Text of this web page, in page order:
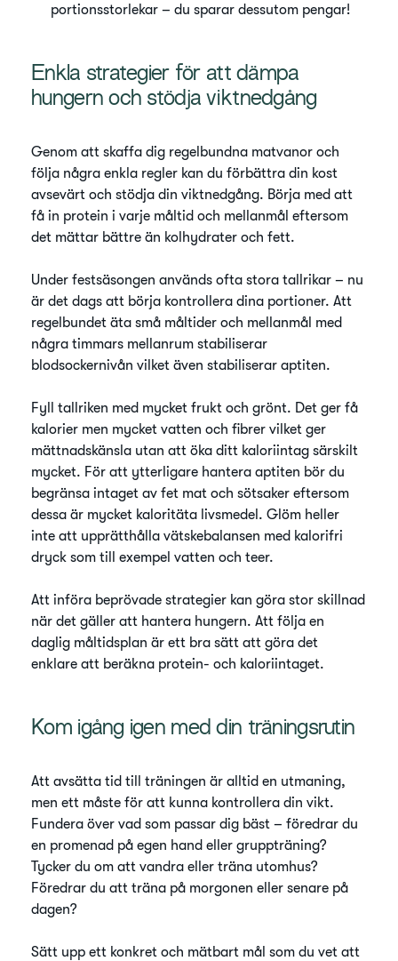
portionsstorlekar – du sparar dessutom pengar!
Enkla strategier för att dämpa
hungern och stödja viktnedgång
Genom att skaffa dig regelbundna matvanor och
följa några enkla regler kan du förbättra din kost
avsevärt och stödja din viktnedgång. Börja med att
få in protein i varje måltid och mellanmål eftersom
det mättar bättre än kolhydrater och fett.
Under festsäsongen används ofta stora tallrikar – nu
är det dags att börja kontrollera dina portioner. Att
regelbundet äta små måltider och mellanmål med
några timmars mellanrum stabiliserar
blodsockernivån vilket även stabiliserar aptiten.
Fyll tallriken med mycket frukt och grönt. Det ger få
kalorier men mycket vatten och fibrer vilket ger
mättnadskänsla utan att öka ditt kaloriintag särskilt
mycket. För att ytterligare hantera aptiten bör du
begränsa intaget av fet mat och sötsaker eftersom
dessa är mycket kaloritäta livsmedel. Glöm heller
inte att upprätthålla vätskebalansen med kalorifri
dryck som till exempel vatten och teer.
Att införa beprövade strategier kan göra stor skillnad
när det gäller att hantera hungern. Att följa en
daglig måltidsplan är ett bra sätt att göra det
enklare att beräkna protein- och kaloriintaget.
Kom igång igen med din träningsrutin
Att avsätta tid till träningen är alltid en utmaning,
men ett måste för att kunna kontrollera din vikt.
Fundera över vad som passar dig bäst – föredrar du
en promenad på egen hand eller gruppträning?
Tycker du om att vandra eller träna utomhus?
Föredrar du att träna på morgonen eller senare på
dagen?
Sätt upp ett konkret och mätbart mål som du vet att